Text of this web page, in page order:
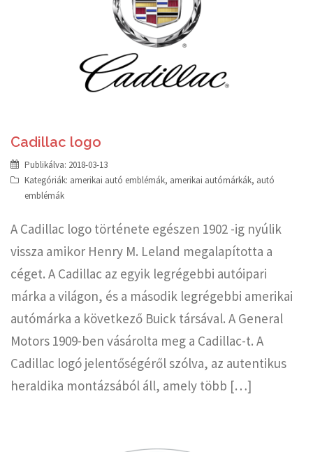
Cadillac logo
Publikálva: 2018-03-13
Kategóriák: amerikai autó emblémák, amerikai autómárkák, autó
emblémák
A Cadillac logo története egészen 1902 -ig nyúlik
vissza amikor Henry M. Leland megalapította a
céget. A Cadillac az egyik legrégebbi autóipari
márka a világon, és a második legrégebbi amerikai
autómárka a következő Buick társával. A General
Motors 1909-ben vásárolta meg a Cadillac-t. A
Cadillac logó jelentőségéről szólva, az autentikus
heraldika montázsából áll, amely több […]